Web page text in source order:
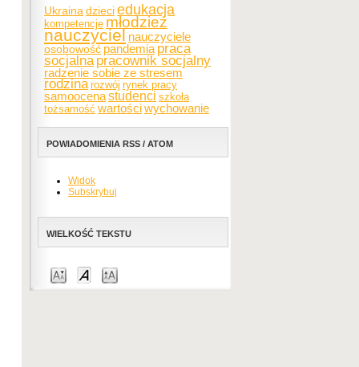
Ukraina dzieci edukacja
kompetencje młodzież
nauczyciel nauczyciele
osobowość pandemia praca
socjalna pracownik socjalny
radzenie sobie ze stresem
rodzina rozwój rynek pracy
samoocenastudenci szkoła
tożsamość wartościwychowanie
POWIADOMIENIA RSS / ATOM
Widok
Subskrybuj
WIELKOŚĆ TEKSTU